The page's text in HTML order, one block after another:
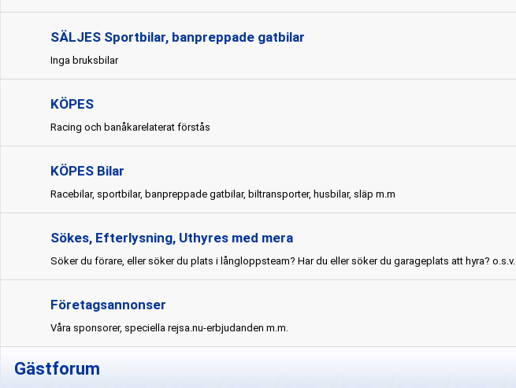
SÄLJES Sportbilar, banpreppade gatbilar
Inga bruksbilar
KÖPES
Racing och banåkarelaterat förstås
KÖPES Bilar
Racebilar, sportbilar, banpreppade gatbilar, biltransporter, husbilar, släp m.m
Sökes, Efterlysning, Uthyres med mera
Söker du förare, eller söker du plats i långloppsteam? Har du eller söker du garageplats att hyra? o.s.v.
Företagsannonser
Våra sponsorer, speciella rejsa.nu-erbjudanden m.m.
Gästforum